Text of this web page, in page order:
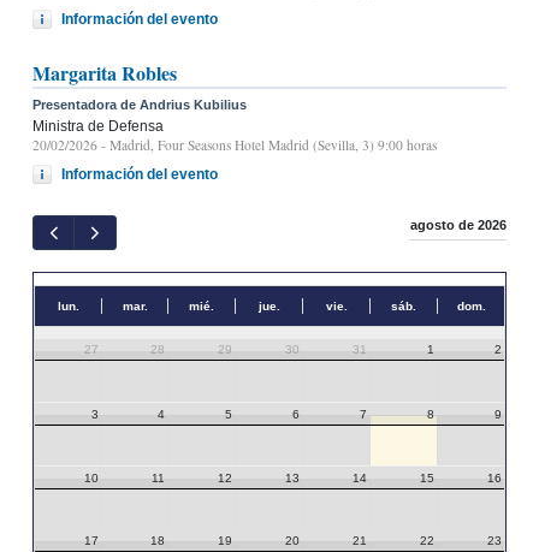
Información del evento
Margarita Robles
Presentadora de Andrius Kubilius
Ministra de Defensa
20/02/2026 - Madrid, Four Seasons Hotel Madrid (Sevilla, 3) 9:00 horas
Información del evento
agosto de 2026
lun. mar. mié. jue. vie. sáb. dom.
27 28 29 30 31 1 2
3 4 5 6 7 8 9
10 11 12 13 14 15 16
17 18 19 20 21 22 23